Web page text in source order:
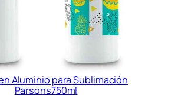
Aluminio para Sublimación
Parsons750ml